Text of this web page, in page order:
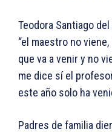
Teodora Santiago
“el maestro no
que va a venir y no
me dice sí el
este año solo ha
Padres de familia